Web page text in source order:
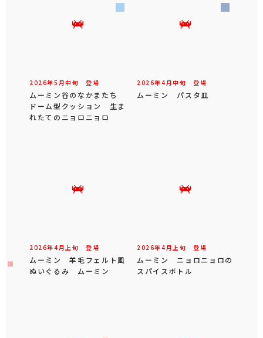
2026年5 月中旬 登場
ムーミン谷のなかまたち
ドーム型クッション 生ま
れたてのニョロニョロ
2026年4 月中旬 登場
ムーミン パスタ皿
2026年4 月 上旬 登場
ムーミン 羊毛フェルト風
ぬいぐるみ ムーミン
2026年4 月 上旬 登場
ムーミン ニョロニョロの
スパイスボトル